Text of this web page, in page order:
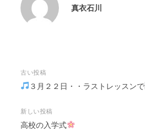
真衣石川
投
稿
ビ
ゲ
古い投稿
３月２２日・・ラストレッスンで
新しい投稿
高校の入学式